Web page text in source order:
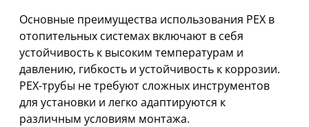
Основные преимущества использования PEX в
отопительных системах включают в себя
устойчивость к высоким температурам и
давлению, гибкость и устойчивость к коррозии.
PEX-трубы не требуют сложных инструментов
для установки и легко адаптируются к
различным условиям монтажа.